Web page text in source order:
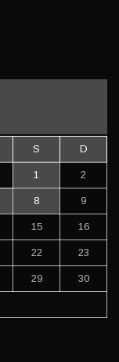
S D
1 2
8 9
15 16
22 23
29 30